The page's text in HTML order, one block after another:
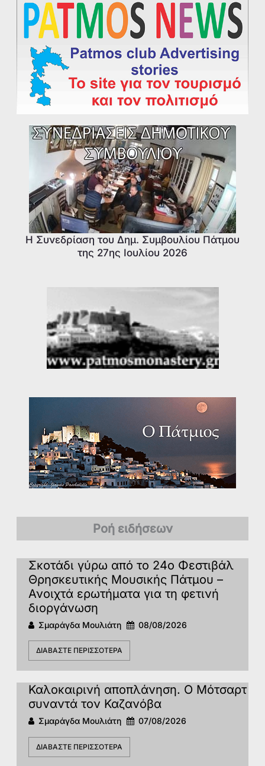
Η Συνεδρίαση του Δημ. Συμβουλίου Πάτμου
της 27ης Ιουλίου 2026
Ροή ειδήσεων
Σκοτάδι γύρω από το 24ο Φεστιβάλ
Θρησκευτικής Μουσικής Πάτμου –
Ανοιχτά ερωτήματα για τη φετινή
διοργάνωση
Σμαράγδα Μουλιάτη 08/08/2026
ΔΙΑΒΆΣΤΕ ΠΕΡΙΣΣΌΤΕΡΑ
Καλοκαιρινή αποπλάνηση. Ο Μότσαρτ
συναντά τον Καζανόβα
Σμαράγδα Μουλιάτη 07/08/2026
ΔΙΑΒΆΣΤΕ ΠΕΡΙΣΣΌΤΕΡΑ